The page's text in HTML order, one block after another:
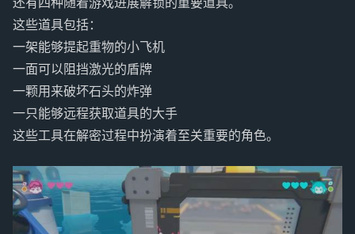
这些道具包括：
一架能够提起重物的小飞机
一面可以阻挡激光的盾牌
一颗用来破坏石头的炸弹
一只能够远程获取道具的大手
这些工具在解密过程中扮演着至关重要的角色。